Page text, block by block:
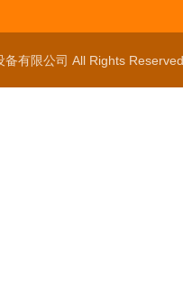
备有限公司 All Rights